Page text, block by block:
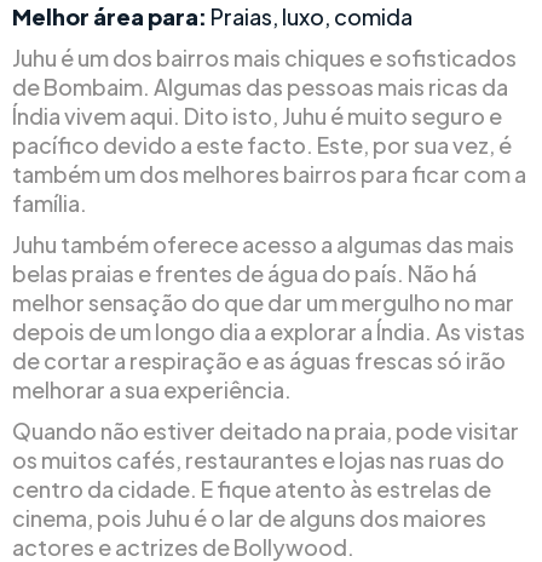
Melhor área para: Praias, luxo, comida
Juhu é um dos bairros mais chiques e sofisticados
de Bombaim. Algumas das pessoas mais ricas da
Índia vivem aqui. Dito isto, Juhu é muito seguro e
pacífico devido a este facto. Este, por sua vez, é
também um dos melhores bairros para ficar com a
família.
Juhu também oferece acesso a algumas das mais
belas praias e frentes de água do país. Não há
melhor sensação do que dar um mergulho no mar
depois de um longo dia a explorar a Índia. As vistas
de cortar a respiração e as águas frescas só irão
melhorar a sua experiência.
Quando não estiver deitado na praia, pode visitar
os muitos cafés, restaurantes e lojas nas ruas do
centro da cidade. E fique atento às estrelas de
cinema, pois Juhu é o lar de alguns dos maiores
actores e actrizes de Bollywood.